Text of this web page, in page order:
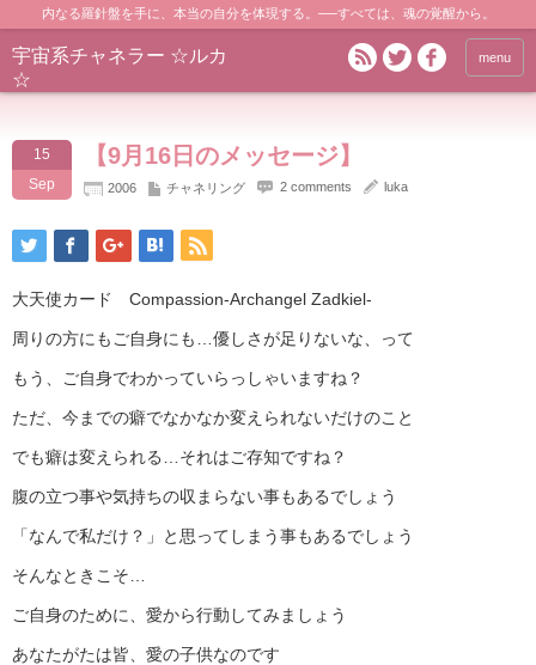
内なる羅針盤を手に、本当の自分を体現する。──すべては、魂の覚醒から。
宇宙系チャネラー ☆ルカ
☆
menu
15
Sep
【9月16日のメッセージ】
2006 チャネリング 2 comments luka
大天使カード Compassion-Archangel Zadkiel-
周りの方にもご自身にも…優しさが足りないな、って
もう、ご自身でわかっていらっしゃいますね？
ただ、今までの癖でなかなか変えられないだけのこと
でも癖は変えられる…それはご存知ですね？
腹の立つ事や気持ちの収まらない事もあるでしょう
「なんで私だけ？」と思ってしまう事もあるでしょう
そんなときこそ…
ご自身のために、愛から行動してみましょう
あなたがたは皆、愛の子供なのです